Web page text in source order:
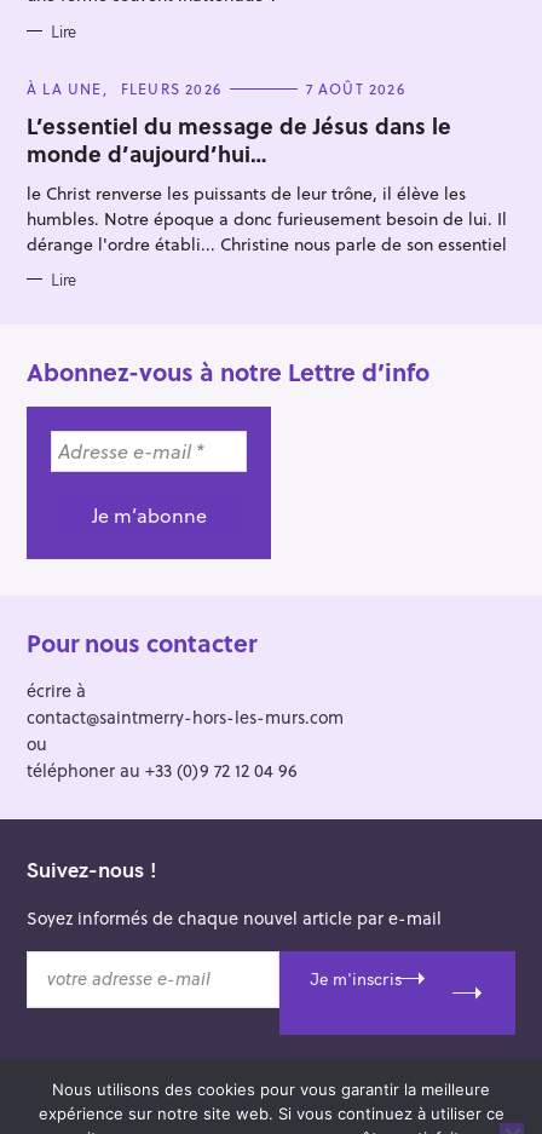
Lire
C
T
E
G
O
R
I
E
S
À LA UNE FLEURS 2026 7 AOÛT 2026
L’essentiel du message de Jésus dans le
monde d’aujourd’hui…
le Christ renverse les puissants de leur trône, il élève les
humbles. Notre époque a donc furieusement besoin de lui. Il
dérange l'ordre établi... Christine nous parle de son essentiel
Lire
Abonnez-vous à notre Lettre d’info
Pour nous contacter
écrire à
contact@saintmerry-hors-les-murs.com
ou
téléphoner au +33 (0)9 72 12 04 96
Suivez-nous !
Soyez informés de chaque nouvel article par e-mail
t
Je m'inscris
© 2026 Saint-Merry Hors-les-Murs.
Nous utilisons des cookies pour vous garantir la meilleure
expérience sur notre site web. Si vous continuez à utiliser ce